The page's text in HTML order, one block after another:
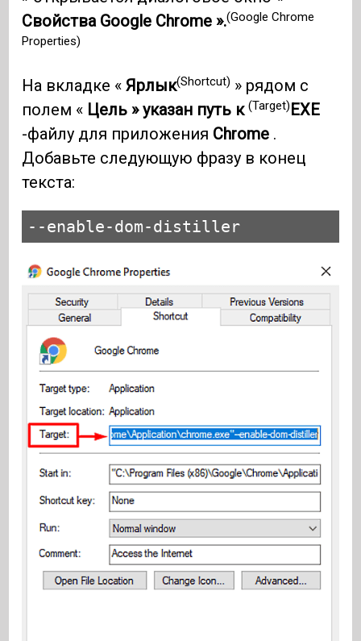
Свойства Google Chrome ».(Google Chrome
Properties)
На вкладке «Ярлык(Shortcut) » рядом с
полем « Цель » указан путь к(Target) EXE
-файлу для приложения Chrome .
Добавьте следующую фразу в конец
текста:
--enable-dom-distiller